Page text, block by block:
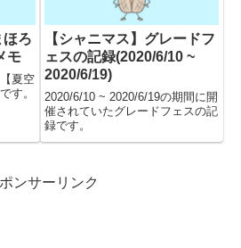
ほろ
モ
夏空
す。
【シャニマス】グレードフ
ェスの記録(2020/6/10 ~
2020/6/19)
2020/6/10 ~ 2020/6/19の期間に開
催されていたグレードフェスの記
録です。
ンサーリンク